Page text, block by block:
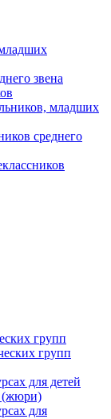
звена
младших
среднего
групп
групп
для детей
(жюри)
для
и узнавайте